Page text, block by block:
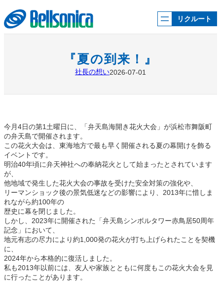
容
を
ス
リクルート
『夏の到来！』
社長の想い2026-07-01
今月4日の第1土曜日に、「弁天島海開き花火大会」が浜松市舞阪町
の弁天島で開催されます。
この花火大会は、東海地方で最も早く開催される夏の幕開けを飾る
イベントです。
明治40年頃に弁天神社への奉納花火として始まったとされています
が、
他地域で発生した花火大会の事故を受けた安全対策の強化や、
リーマンショック後の景気低迷などの影響により、2013年に惜しま
れながら約100年の
歴史に幕を閉じました。
しかし、2023年に開催された「弁天島シンボルタワー赤鳥居50周年
記念」において、
地元有志の尽力により約1,000発の花火が打ち上げられたことを契機
に、
2024年から本格的に復活しました。
私も2013年以前には、友人や家族とともに何度もこの花火大会を見
に行ったことがあります。